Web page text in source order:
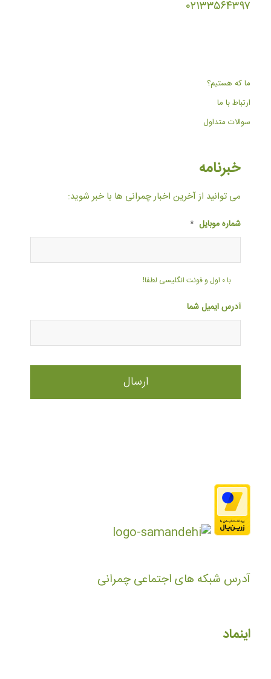
۰۲۱۳۳۵۶۴۳۹۷
ما که هستیم؟
ارتباط با ما
سوالات متداول
خبرنامه
می توانید از آخرین اخبار چمرانی ها با خبر شوید:
شماره موبایل *
با ۰ اول و فونت انگلیسی لطفا!
آدرس ایمیل شما
آدرس شبکه های اجتماعی چمرانی
اینماد